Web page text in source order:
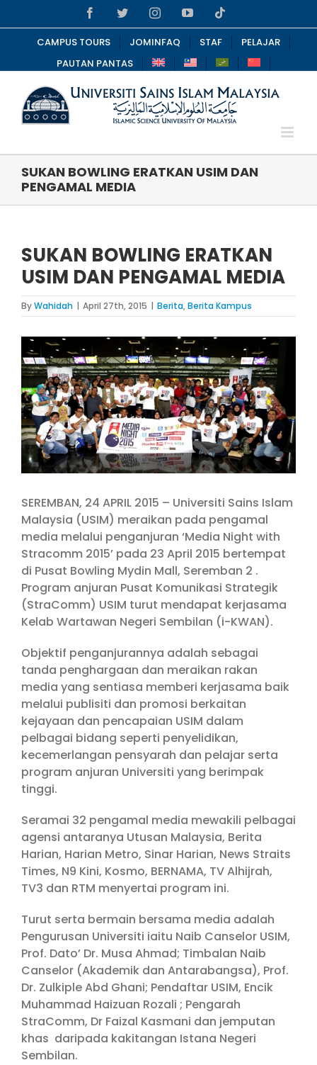
to
content
FacebookTwitterInstagramYouTube
CAMPUS TOURS JOMINFAQ STAF
PELAJAR
PAUTAN PANTAS
SUKAN BOWLING ERATKAN USIM DAN
PENGAMAL MEDIA
SUKAN BOWLING ERATKAN
USIM DAN PENGAMAL MEDIA
ByWahidah | April 27th, 2015 | Berita,Berita Kampus
View
Larger
Image
SEREMBAN, 24 APRIL 2015 – Universiti Sains Islam
Malaysia (USIM) meraikan pada pengamal
media melalui penganjuran ‘Media Night with
Stracomm 2015’ pada 23 April 2015 bertempat
di Pusat Bowling Mydin Mall, Seremban 2 .
Program anjuran Pusat Komunikasi Strategik
(StraComm) USIM turut mendapat kerjasama
Kelab Wartawan Negeri Sembilan (i-KWAN).
Objektif penganjurannya adalah sebagai
tanda penghargaan dan meraikan rakan
media yang sentiasa memberi kerjasama baik
melalui publisiti dan promosi berkaitan
kejayaan dan pencapaian USIM dalam
pelbagai bidang seperti penyelidikan,
kecemerlangan pensyarah dan pelajar serta
program anjuran Universiti yang berimpak
tinggi.
Seramai 32 pengamal media mewakili pelbagai
agensi antaranya Utusan Malaysia, Berita
Harian, Harian Metro, Sinar Harian, News Straits
Times, N9 Kini, Kosmo, BERNAMA, TV Alhijrah,
TV3 dan RTM menyertai program ini.
Turut serta bermain bersama media adalah
Pengurusan Universiti iaitu Naib Canselor USIM,
Prof. Dato’ Dr. Musa Ahmad; Timbalan Naib
Canselor (Akademik dan Antarabangsa), Prof.
Dr. Zulkiple Abd Ghani; Pendaftar USIM, Encik
Muhammad Haizuan Rozali ; Pengarah
StraComm, Dr Faizal Kasmani dan jemputan
khas daripada kakitangan Istana Negeri
Sembilan.